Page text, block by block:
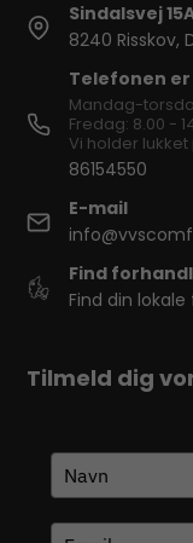
Sindalsvej
8240 Risskov,
Telefonen
Mandag-
Fredag: 8.00 -
Vi holder lukket
86154550
E-mail
Find
Find din
Tilmeld dig